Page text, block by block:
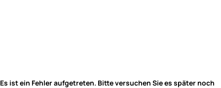
Es ist ein Fehler aufgetreten. Bitte versuchen Sie es später noch